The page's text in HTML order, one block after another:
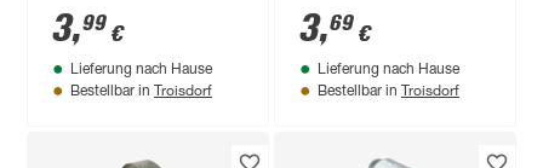
110-130 mm
3,99 €
Lieferung nach Hause
Bestellbar in Troisdorf
110 mm
3,69 €
Lieferung nach Hause
Bestellbar in Troisdorf